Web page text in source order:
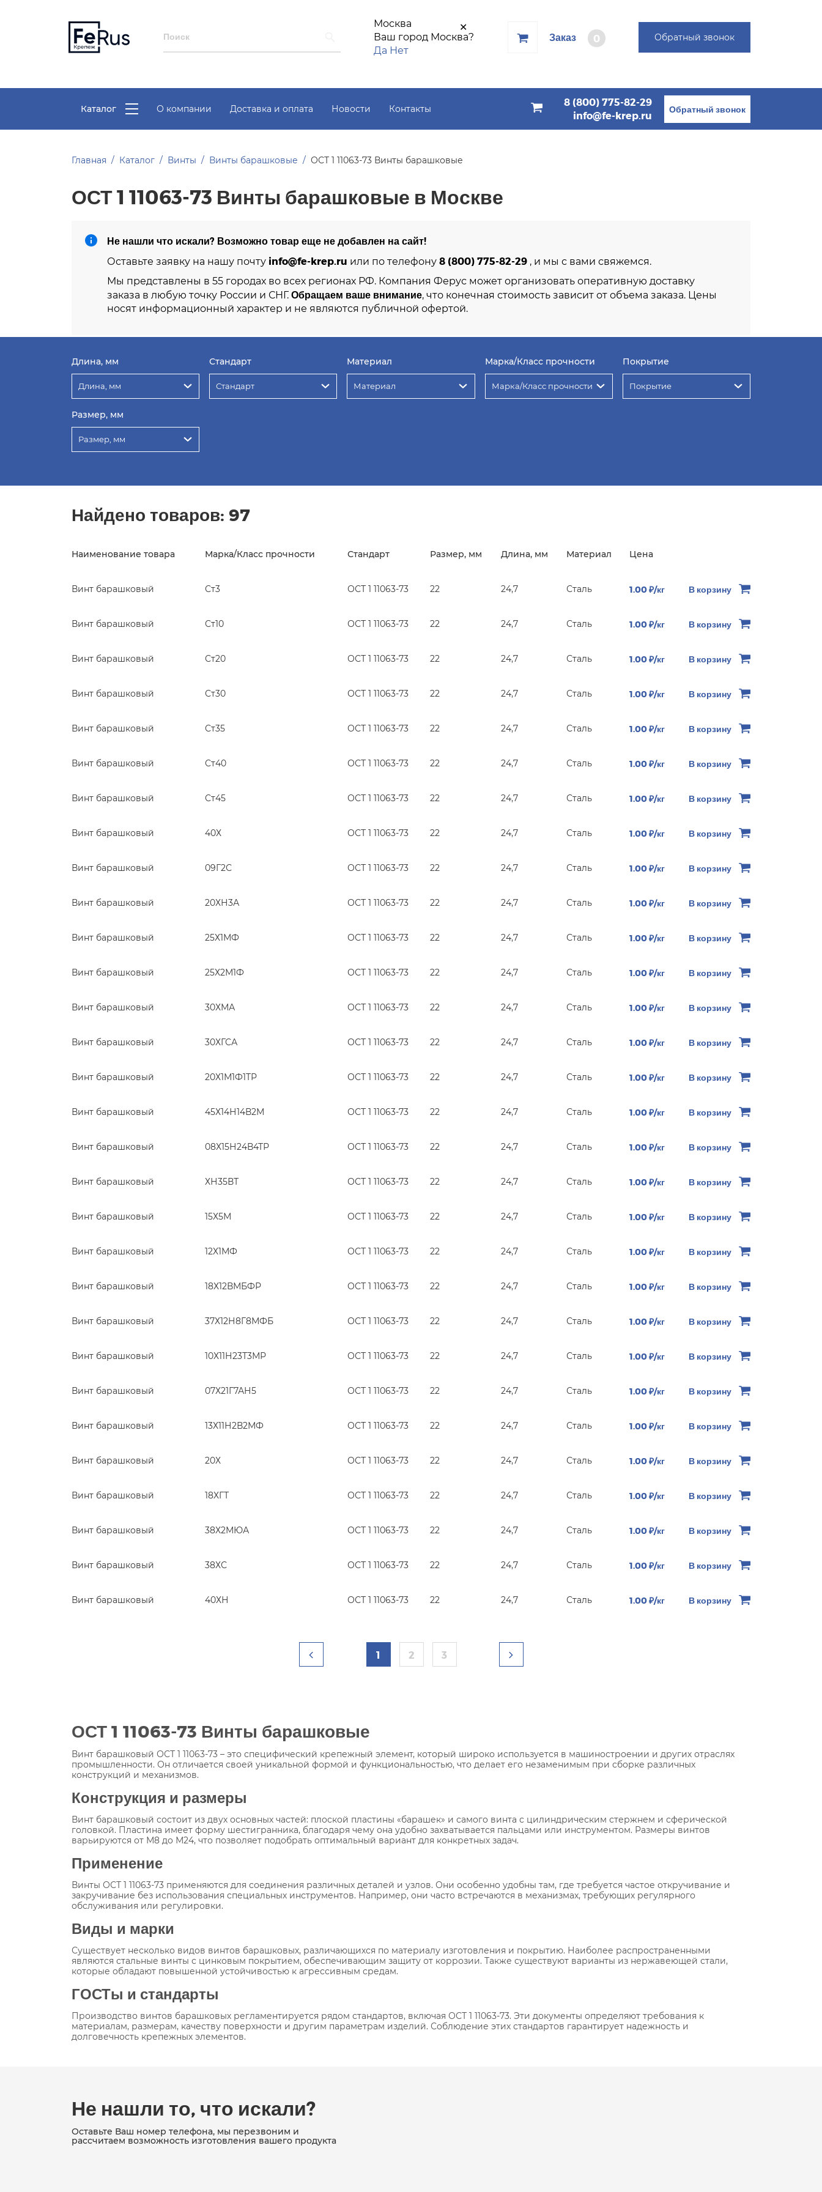
Москва
✕
Ваш город Москва?
Да Нет
Заказ 0 Обратный звонок
Каталог О компании Доставка и оплата Новости Контакты
8 (800) 775-82-29
info@fe-krep.ru
Обратный звонок
Главная Каталог Винты Винты барашковые ОСТ 1 11063-73 Винты барашковые
ОСТ 1 11063-73 Винты барашковые в Москве
Не нашли что искали? Возможно товар еще не добавлен на сайт!
Оставьте заявку на нашу почту info@fe-krep.ru или по телефону 8 (800) 775-82-29 , и мы с вами свяжемся.
Мы представлены в 55 городах во всех регионах РФ. Компания Ферус может организовать оперативную доставку
заказа в любую точку России и СНГ. Обращаем ваше внимание, что конечная стоимость зависит от объема заказа. Цены
носят информационный характер и не являются публичной офертой.
Длина, мм
Длина, мм
Стандарт
Стандарт
Материал
Материал
Марка/Класс прочности
Марка/Класс прочности
Покрытие
Покрытие
Размер, мм
Размер, мм
Найдено товаров: 97
Наименование товара Марка/Класс прочности Стандарт Размер, мм Длина, мм Материал Цена
Винт барашковый Ст3 ОСТ 1 11063-73 22 24,7 Сталь 1.00 ₽/кг В корзину
Винт барашковый Ст10 ОСТ 1 11063-73 22 24,7 Сталь 1.00 ₽/кг В корзину
Винт барашковый Ст20 ОСТ 1 11063-73 22 24,7 Сталь 1.00 ₽/кг В корзину
Винт барашковый Ст30 ОСТ 1 11063-73 22 24,7 Сталь 1.00 ₽/кг В корзину
Винт барашковый Ст35 ОСТ 1 11063-73 22 24,7 Сталь 1.00 ₽/кг В корзину
Винт барашковый Ст40 ОСТ 1 11063-73 22 24,7 Сталь 1.00 ₽/кг В корзину
Винт барашковый Ст45 ОСТ 1 11063-73 22 24,7 Сталь 1.00 ₽/кг В корзину
Винт барашковый 40Х ОСТ 1 11063-73 22 24,7 Сталь 1.00 ₽/кг В корзину
Винт барашковый 09Г2С ОСТ 1 11063-73 22 24,7 Сталь 1.00 ₽/кг В корзину
Винт барашковый 20ХН3А ОСТ 1 11063-73 22 24,7 Сталь 1.00 ₽/кг В корзину
Винт барашковый 25Х1МФ ОСТ 1 11063-73 22 24,7 Сталь 1.00 ₽/кг В корзину
Винт барашковый 25Х2М1Ф ОСТ 1 11063-73 22 24,7 Сталь 1.00 ₽/кг В корзину
Винт барашковый 30ХМА ОСТ 1 11063-73 22 24,7 Сталь 1.00 ₽/кг В корзину
Винт барашковый 30ХГСА ОСТ 1 11063-73 22 24,7 Сталь 1.00 ₽/кг В корзину
Винт барашковый 20Х1М1Ф1ТР ОСТ 1 11063-73 22 24,7 Сталь 1.00 ₽/кг В корзину
Винт барашковый 45Х14Н14В2М ОСТ 1 11063-73 22 24,7 Сталь 1.00 ₽/кг В корзину
Винт барашковый 08Х15Н24В4ТР ОСТ 1 11063-73 22 24,7 Сталь 1.00 ₽/кг В корзину
Винт барашковый ХН35ВТ ОСТ 1 11063-73 22 24,7 Сталь 1.00 ₽/кг В корзину
Винт барашковый 15Х5М ОСТ 1 11063-73 22 24,7 Сталь 1.00 ₽/кг В корзину
Винт барашковый 12Х1МФ ОСТ 1 11063-73 22 24,7 Сталь 1.00 ₽/кг В корзину
Винт барашковый 18Х12ВМБФР ОСТ 1 11063-73 22 24,7 Сталь 1.00 ₽/кг В корзину
Винт барашковый 37Х12Н8Г8МФБ ОСТ 1 11063-73 22 24,7 Сталь 1.00 ₽/кг В корзину
Винт барашковый 10Х11Н23Т3МР ОСТ 1 11063-73 22 24,7 Сталь 1.00 ₽/кг В корзину
Винт барашковый 07Х21Г7АН5 ОСТ 1 11063-73 22 24,7 Сталь 1.00 ₽/кг В корзину
Винт барашковый 13Х11Н2В2МФ ОСТ 1 11063-73 22 24,7 Сталь 1.00 ₽/кг В корзину
Винт барашковый 20Х ОСТ 1 11063-73 22 24,7 Сталь 1.00 ₽/кг В корзину
Винт барашковый 18ХГТ ОСТ 1 11063-73 22 24,7 Сталь 1.00 ₽/кг В корзину
Винт барашковый 38Х2МЮА ОСТ 1 11063-73 22 24,7 Сталь 1.00 ₽/кг В корзину
Винт барашковый 38ХС ОСТ 1 11063-73 22 24,7 Сталь 1.00 ₽/кг В корзину
Винт барашковый 40ХН ОСТ 1 11063-73 22 24,7 Сталь 1.00 ₽/кг В корзину
1 2 3
ОСТ 1 11063-73 Винты барашковые
Винт барашковый ОСТ 1 11063-73 – это специфический крепежный элемент, который широко используется в машиностроении и других отраслях
промышленности. Он отличается своей уникальной формой и функциональностью, что делает его незаменимым при сборке различных
конструкций и механизмов.
Конструкция и размеры
Винт барашковый состоит из двух основных частей: плоской пластины «барашек» и самого винта с цилиндрическим стержнем и сферической
головкой. Пластина имеет форму шестигранника, благодаря чему она удобно захватывается пальцами или инструментом. Размеры винтов
варьируются от М8 до М24, что позволяет подобрать оптимальный вариант для конкретных задач.
Применение
Винты ОСТ 1 11063-73 применяются для соединения различных деталей и узлов. Они особенно удобны там, где требуется частое откручивание и
закручивание без использования специальных инструментов. Например, они часто встречаются в механизмах, требующих регулярного
обслуживания или регулировки.
Виды и марки
Существует несколько видов винтов барашковых, различающихся по материалу изготовления и покрытию. Наиболее распространенными
являются стальные винты с цинковым покрытием, обеспечивающим защиту от коррозии. Также существуют варианты из нержавеющей стали,
которые обладают повышенной устойчивостью к агрессивным средам.
ГОСТы и стандарты
Производство винтов барашковых регламентируется рядом стандартов, включая ОСТ 1 11063-73. Эти документы определяют требования к
материалам, размерам, качеству поверхности и другим параметрам изделий. Соблюдение этих стандартов гарантирует надежность и
долговечность крепежных элементов.
Не нашли то, что искали?
Оставьте Ваш номер телефона, мы перезвоним и
рассчитаем возможность изготовления вашего продукта